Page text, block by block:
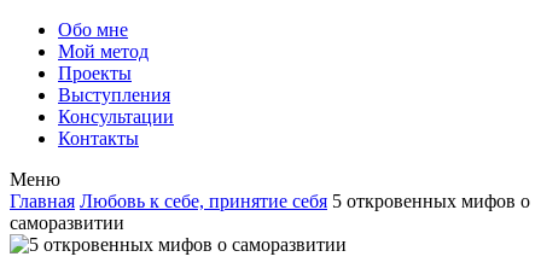
Обо мне
Мой метод
Проекты
Выступления
Консультации
Контакты
Меню
Главная Любовь к себе, принятие себя 5 откровенных мифов о
саморазвитии